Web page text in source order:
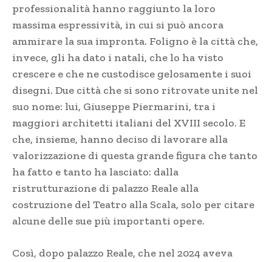
professionalità hanno raggiunto la loro
massima espressività, in cui si può ancora
ammirare la sua impronta. Foligno è la città che,
invece, gli ha dato i natali, che lo ha visto
crescere e che ne custodisce gelosamente i suoi
disegni. Due città che si sono ritrovate unite nel
suo nome: lui, Giuseppe Piermarini, tra i
maggiori architetti italiani del XVIII secolo. E
che, insieme, hanno deciso di lavorare alla
valorizzazione di questa grande figura che tanto
ha fatto e tanto ha lasciato: dalla
ristrutturazione di palazzo Reale alla
costruzione del Teatro alla Scala, solo per citare
alcune delle sue più importanti opere.
Così, dopo palazzo Reale, che nel 2024 aveva